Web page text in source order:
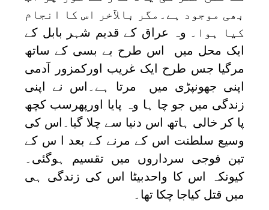
بھی موجود ہے۔مگر بالآخر اس کا انجام
کیا ہوا۔
وہ عراق کے قدیم شہر بابل کے
ایک محل میں اس طرح بے بسی کے ساتھ
مرگیا جس طرح ایک غریب اورکمزور آدمی
اپنی جھونپڑی میں مرتا ہے۔اس نے اپنی
زندگی میں جو چا ہا وہ پایا اورپھرسب کچھ
پا کر خالی ہاتھ اس دنیا سے چلا گیا۔اس کی
وسیع سلطنت اس کے مرنے کے بعد ا س کے
تین فوجی سرداروں میں تقسیم ہوگئی۔
کیونکہ اس کا واحدبیٹا اس کی زندگی ہی
میں قتل کیاجا چکا تھا۔